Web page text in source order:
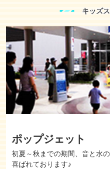
キッズ
ポップジェット
初夏～秋までの期間、音と水
喜ばれております♪